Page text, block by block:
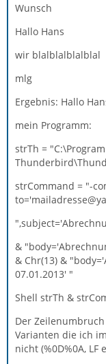
Wunsch
Hallo Hans
wir blalblalblalblal
mlg
Ergebnis: Hallo
mein Programm:
strTh =
strCommand = "-
&
& Chr(13) &
07.01.2013' "
Shell strTh &
Der
Varianten die ich
nicht (%0D%0A, LF